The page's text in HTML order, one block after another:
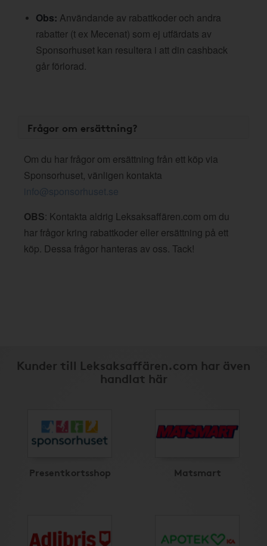
Obs: Användande av rabattkoder och andra
rabatter (t ex Mecenat) som ej utfärdats av
Sponsorhuset kan resultera i att din cashback
går förlorad.
Frågor om ersättning?
Om du har frågor om ersättning från ett köp via
Sponsorhuset, vänligen kontakta
info@sponsorhuset.se
OBS: Kontakta aldrig Leksaksaffären.com om du
har frågor kring rabattkoder eller ersättning på ett
köp. Dessa frågor hanteras av oss. Tack!
Kunder till Leksaksaffären.com har även
handlat här
Presentkortsshop Matsmart